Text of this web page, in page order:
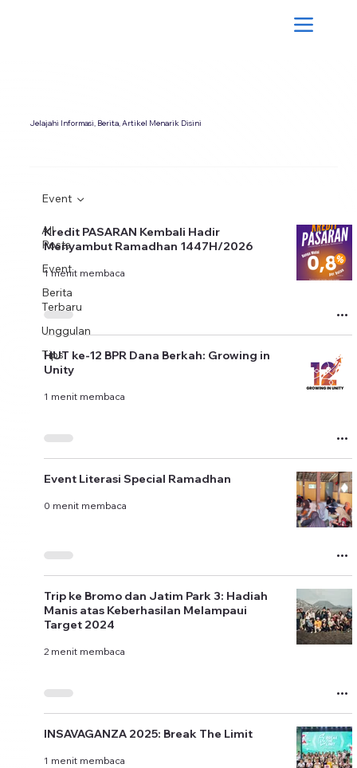
Jelajahi Informasi, Berita, Artikel Menarik Disini
All
Posts
Event
Berita
Terbaru
Unggulan
Tips
Event
Kredit PASARAN Kembali Hadir
Menyambut Ramadhan 1447H/2026
1 menit membaca
HUT ke-12 BPR Dana Berkah: Growing in
Unity
1 menit membaca
Event Literasi Special Ramadhan
0 menit membaca
Trip ke Bromo dan Jatim Park 3: Hadiah
Manis atas Keberhasilan Melampaui
Target 2024
2 menit membaca
INSAVAGANZA 2025: Break The Limit
1 menit membaca